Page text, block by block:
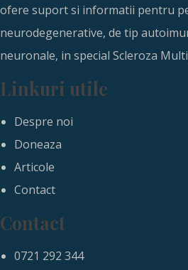
ofere suport si informatii pentru
neurodegenerative, de tip
neuronale, in special Scleroza
Linkuri utile
Despre noi
Doneaza
Articole
Contact
Contact
0721 292 344